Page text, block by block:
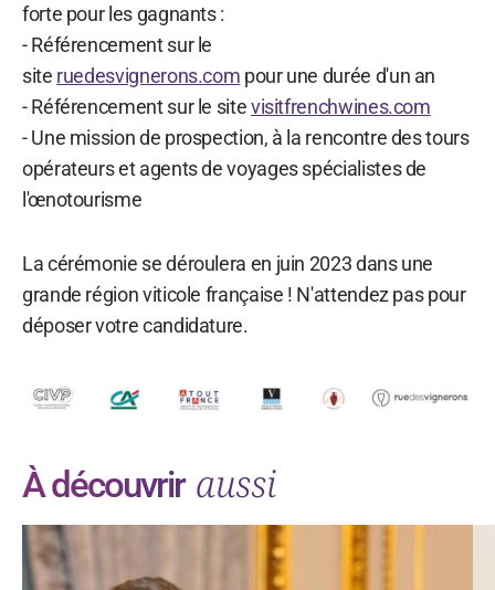
forte pour les gagnants :
- Référencement sur le
site ruedesvignerons.com pour une durée d'un an
- Référencement sur le sitevisitfrenchwines.com
- Une mission de prospection, à la rencontre des tours
opérateurs et agents de voyages spécialistes de
l'œnotourisme
La cérémonie se déroulera en juin 2023 dans une
grande région viticole française ! N'attendez pas pour
déposer votre candidature.
À découvrir aussi